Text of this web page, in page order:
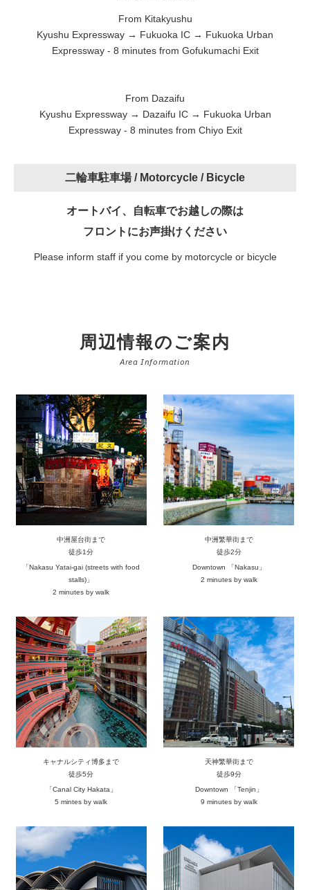
From Kitakyushu
Kyushu Expressway → Fukuoka IC → Fukuoka Urban
Expressway - 8 minutes from Gofukumachi Exit
From Dazaifu
Kyushu Expressway → Dazaifu IC → Fukuoka Urban
Expressway - 8 minutes from Chiyo Exit
二輪車駐車場 / Motorcycle / Bicycle
オートバイ、自転車でお越しの際は
フロントにお声掛けください
Please inform staff if you come by motorcycle or bicycle
周辺情報のご案内
Area Information
中洲屋台街まで
徒歩1分
「Nakasu Yatai-gai (streets with food
stalls)」
2 minutes by walk
中洲繁華街まで
徒歩2分
Downtown 「Nakasu」
2 minutes by walk
キャナルシティ博多まで
徒歩5分
「Canal City Hakata」
5 mintes by walk
天神繁華街まで
徒歩9分
Downtown 「Tenjin」
9 minutes by walk